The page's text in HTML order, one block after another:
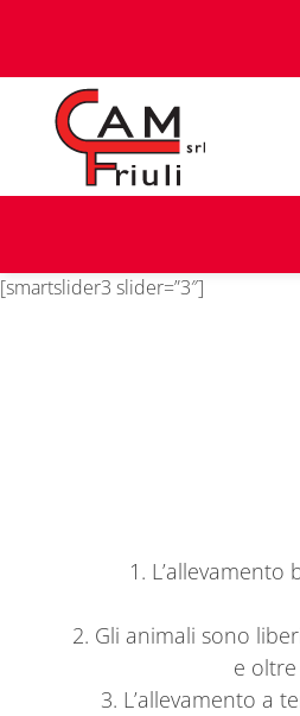
[smartslider3 slider=”3″]
1.
2. Gli animali sono
e
3. L’allevamento a